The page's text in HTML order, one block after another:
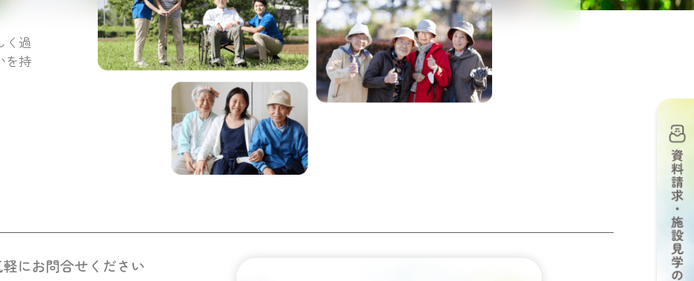
く過
を持
にお問合せください